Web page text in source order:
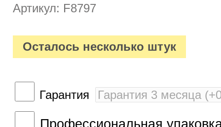
Артикул: F8797
Осталось несколько штук
Гарантия
Профессиональная